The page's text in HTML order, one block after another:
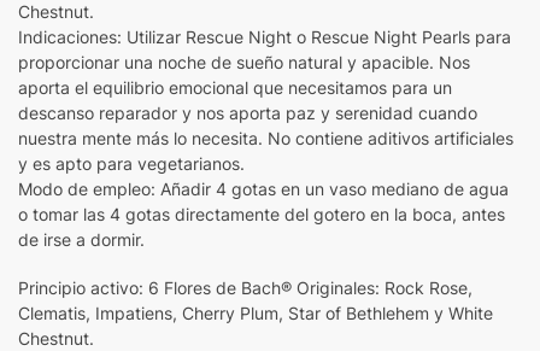
Chestnut.
Indicaciones: Utilizar Rescue Night o Rescue Night Pearls para
proporcionar una noche de sueño natural y apacible. Nos
aporta el equilibrio emocional que necesitamos para un
descanso reparador y nos aporta paz y serenidad cuando
nuestra mente más lo necesita. No contiene aditivos artificiales
y es apto para vegetarianos.
Modo de empleo: Añadir 4 gotas en un vaso mediano de agua
o tomar las 4 gotas directamente del gotero en la boca, antes
de irse a dormir.
Principio activo: 6 Flores de Bach® Originales: Rock Rose,
Clematis, Impatiens, Cherry Plum, Star of Bethlehem y White
Chestnut.